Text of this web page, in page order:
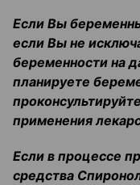
Если Вы
если Вы не
беременности на
планируете
применения
Если в процессе
средства